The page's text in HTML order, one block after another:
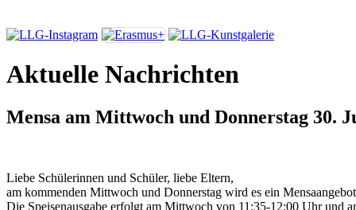
Aktuelle Nachrichten
Mensa am Mittwoch und Donnerstag 30.
Liebe Schülerinnen und Schüler, liebe Eltern,
am kommenden Mittwoch und Donnerstag wird es ein
Die Speisenausgabe erfolgt am Mittwoch von 11:35-12:00 Uhr und